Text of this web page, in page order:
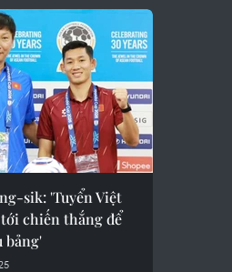
sik: 'Tuyển Việt
chiến thắng để
bảng'